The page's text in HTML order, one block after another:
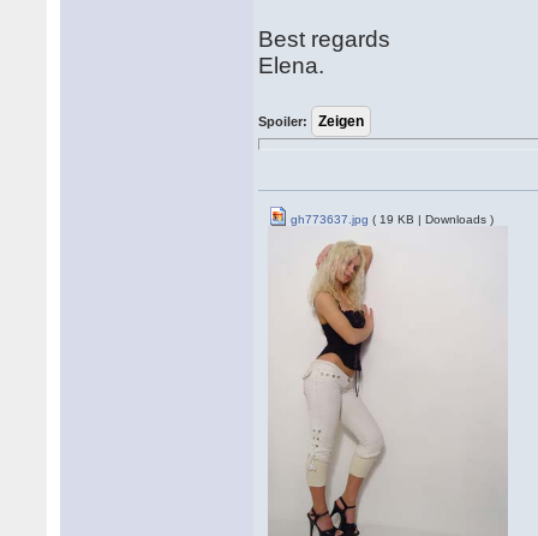
Best regards
Elena.
Spoiler:
gh773637.jpg ( 19 KB | Downloads )